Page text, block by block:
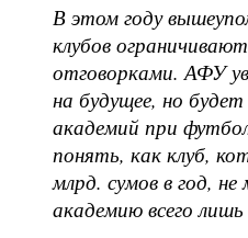
В этом году
клубов
отговорками. АФУ
на будущее, но
академий при
понять, как клуб,
млрд. сумов в год,
академию всего